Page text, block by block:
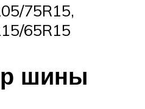
75R15,
65R15
шины